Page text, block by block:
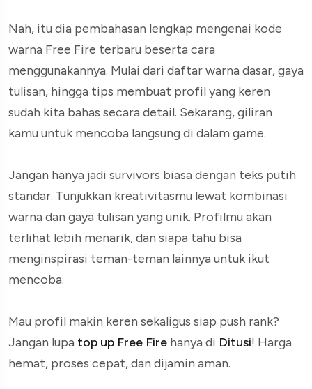
Nah, itu dia pembahasan lengkap mengenai kode
warna Free Fire terbaru beserta cara
menggunakannya. Mulai dari daftar warna dasar, gaya
tulisan, hingga tips membuat profil yang keren
sudah kita bahas secara detail. Sekarang, giliran
kamu untuk mencoba langsung di dalam game.
Jangan hanya jadi survivors biasa dengan teks putih
standar. Tunjukkan kreativitasmu lewat kombinasi
warna dan gaya tulisan yang unik. Profilmu akan
terlihat lebih menarik, dan siapa tahu bisa
menginspirasi teman-teman lainnya untuk ikut
mencoba.
Mau profil makin keren sekaligus siap push rank?
Jangan lupa top up Free Fire hanya di Ditusi! Harga
hemat, proses cepat, dan dijamin aman.